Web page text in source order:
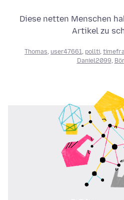
Diese netten Menschen
Artikel zu
Thomas user47661 pollti
Daniel2099